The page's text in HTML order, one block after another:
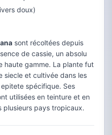
doux)
sont récoltées depuis
de cassie, un absolu
haute gamme. La plante fut
siecle et cultivée dans les
spécifique. Ses
utilisées en teinture et en
plusieurs pays tropicaux.